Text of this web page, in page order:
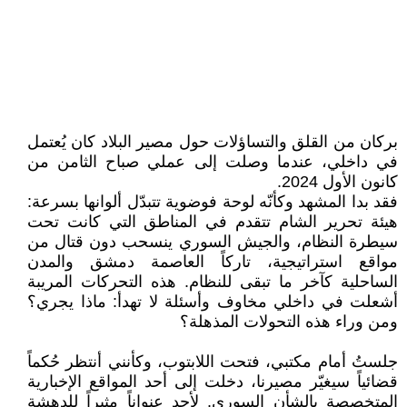
بركان من القلق والتساؤلات حول مصير البلاد كان يُعتمل
في داخلي، عندما وصلت إلى عملي صباح الثامن من
كانون الأول 2024.
فقد بدا المشهد وكأنّه لوحة فوضوية تتبدّل ألوانها بسرعة:
هيئة تحرير الشام تتقدم في المناطق التي كانت تحت
سيطرة النظام، والجيش السوري ينسحب دون قتال من
مواقع استراتيجية، تاركاً العاصمة دمشق والمدن
الساحلية كآخر ما تبقى للنظام. هذه التحركات المريبة
أشعلت في داخلي مخاوف وأسئلة لا تهدأ: ماذا يجري؟
ومن وراء هذه التحولات المذهلة؟
جلستُ أمام مكتبي، فتحت اللابتوب، وكأنني أنتظر حُكماً
قضائياً سيغيّر مصيرنا، دخلت إلى أحد المواقع الإخبارية
المتخصصة بالشأن السوري. لأجد عنواناً مثيراً للدهشة